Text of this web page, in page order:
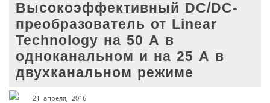
Высокоэффективный DC/DC-
преобразователь от Linear
Technology на 50 А в
одноканальном и на 25 А в
двухканальном режиме
21 апреля, 2016